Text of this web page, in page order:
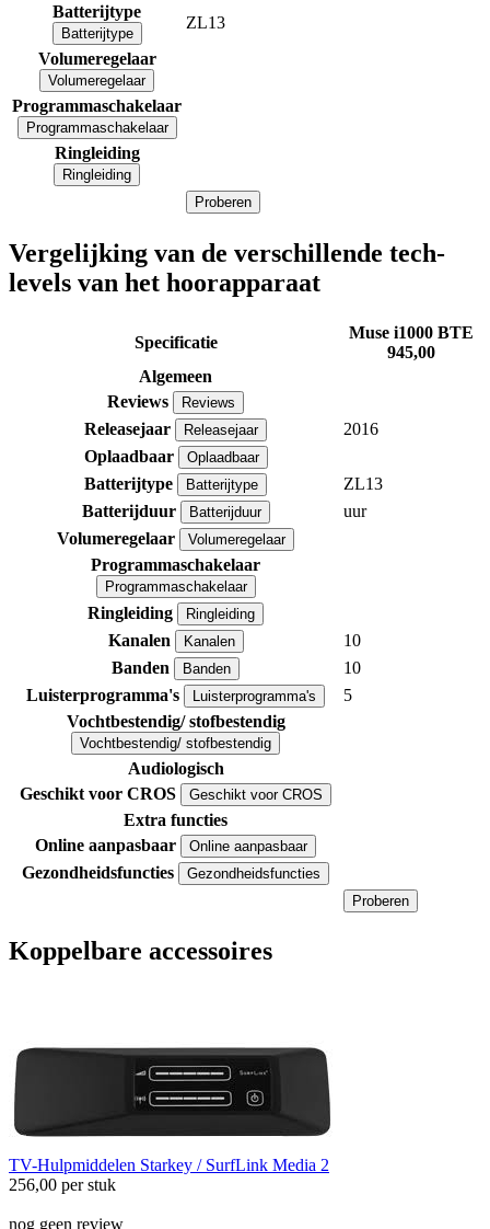
Batterijtype
Batterijtype
ZL13
Volumeregelaar
Volumeregelaar
Programmaschakelaar
Programmaschakelaar
Ringleiding
Ringleiding
Proberen
Vergelijking van de verschillende tech-
levels van het hoorapparaat
Specificatie
Muse i1000 BTE
945,00
Algemeen
Reviews
Reviews
Releasejaar Releasejaar
2016
Oplaadbaar
Oplaadbaar
Batterijtype Batterijtype
ZL13
Batterijduur
Batterijduur
uur
Volumeregelaar
Volumeregelaar
Programmaschakelaar
Programmaschakelaar
Ringleiding Ringleiding
Kanalen Kanalen
10
Banden
Banden
10
Luisterprogramma's
Luisterprogramma's
5
Vochtbestendig/ stofbestendig
Vochtbestendig/ stofbestendig
Audiologisch
Geschikt voor CROS
Geschikt voor CROS
Extra functies
Online aanpasbaar
Online aanpasbaar
Gezondheidsfuncties
Gezondheidsfuncties
Proberen
Koppelbare accessoires
TV-Hulpmiddelen Starkey / SurfLink Media 2
256,00 per stuk
nog geen review